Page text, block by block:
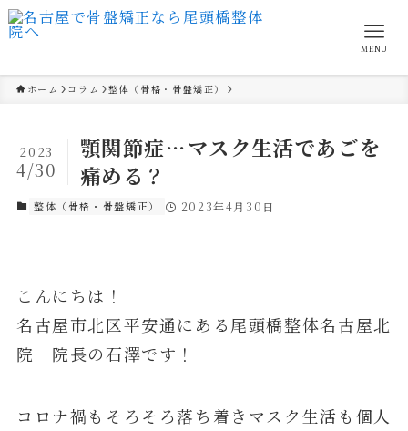
MENU
ホーム コラム 整体（骨格・骨盤矯正）
顎関節症…マスク生活であごを
痛める？
2023
4/30
整体（骨格・骨盤矯正） 2023年4月30日
こんにちは！
名古屋市北区平安通にある尾頭橋整体名古屋北
院 院長の石澤です！
コロナ禍もそろそろ落ち着きマスク生活も個人